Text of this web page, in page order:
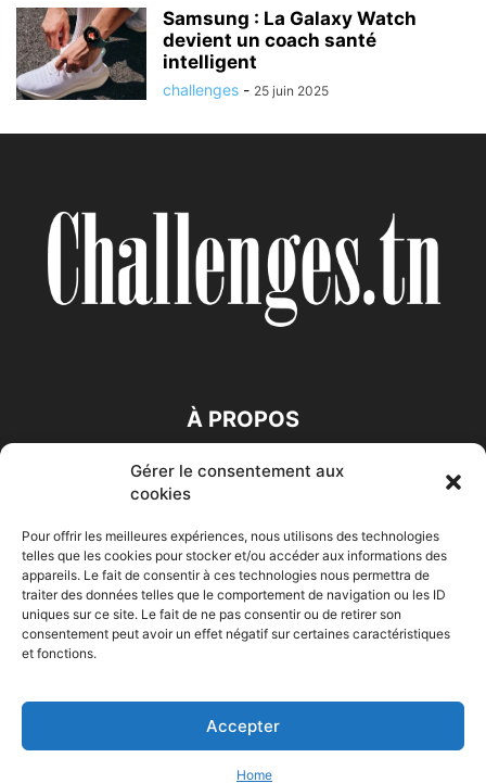
Gérer le consentement aux
cookies
Pour offrir les meilleures expériences, nous utilisons des technologies
telles que les cookies pour stocker et/ou accéder aux informations des
appareils. Le fait de consentir à ces technologies nous permettra de
traiter des données telles que le comportement de navigation ou les ID
uniques sur ce site. Le fait de ne pas consentir ou de retirer son
consentement peut avoir un effet négatif sur certaines caractéristiques
et fonctions.
Accepter
Home
Samsung : La Galaxy Watch
devient un coach santé
intelligent
challenges - 25 juin 2025
À PROPOS
SUIVEZ NOUS
Accueil Economie Entreprises Entrepreneur Afrique
HIGH-TECH Auto-Moto
© Challenges.tn By AAKOM.DIGITAL